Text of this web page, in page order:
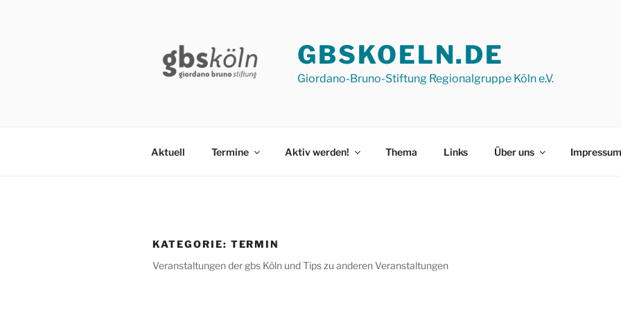
GBSKOELN.DE
Giordano-Bruno-Stiftung Regionalgruppe Köln e.V.
Aktuell Termine Aktiv werden! Thema Links Über uns Impressum
KATEGORIE: TERMIN
Veranstaltungen der gbs Köln und Tips zu anderen Veranstaltungen